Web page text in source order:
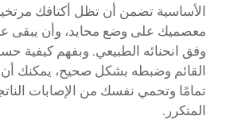
الأساسية تضمن أن تظل أكتافك
معصميك على وضع محايد، وأن يبقى
وفق انحنائه الطبيعي. وبفهم كيفية
القائم وضبطه بشكل صحيح، يمكنك أن
تمامًا وتحمي نفسك من الإصابات
المتكرر.